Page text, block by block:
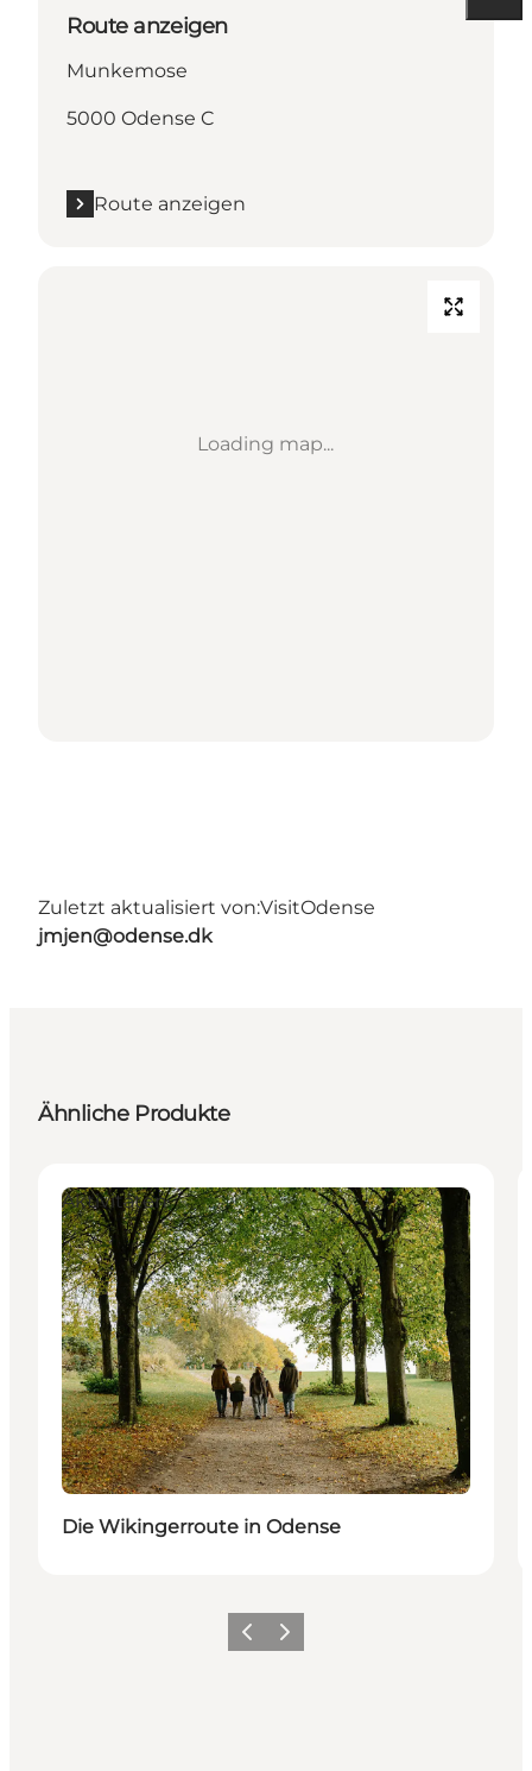
Route anzeigen
Munkemose
5000 Odense C
Route anzeigen
Loading map...
Zuletzt aktualisiert von:VisitOdense
jmjen@odense.dk
Ähnliche Produkte
Aktivitäten
Die Wikingerroute in Odense
ZurückWeiter